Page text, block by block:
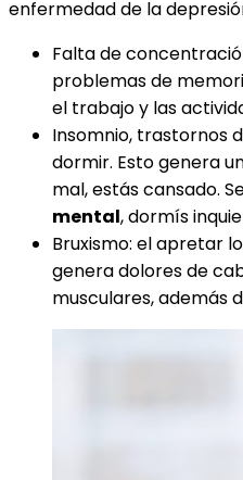
enfermedad de la
Falta de
problemas de
el trabajo y las
Insomnio, trastornos
dormir. Esto genera
mal, estás cansado.
mental, dormís
Bruxismo: el apretar
genera dolores de
musculares, además